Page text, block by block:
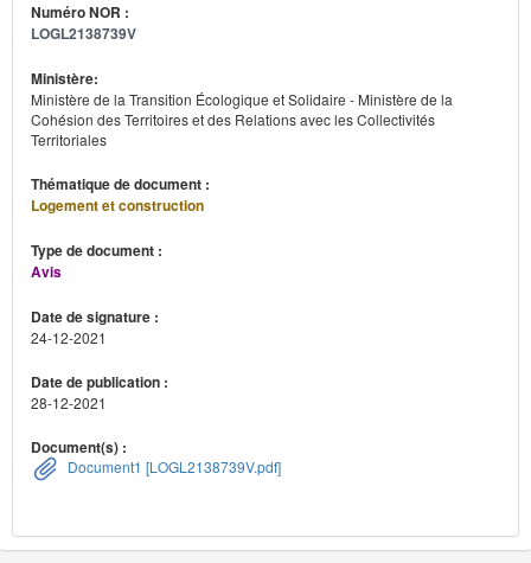
Numéro NOR :
LOGL2138739V
Ministère:
Ministère de la Transition Écologique et Solidaire - Ministère de la
Cohésion des Territoires et des Relations avec les Collectivités
Territoriales
Thématique de document :
Logement et construction
Type de document :
Avis
Date de signature :
24-12-2021
Date de publication :
28-12-2021
Document(s) :
Document1 [LOGL2138739V.pdf]